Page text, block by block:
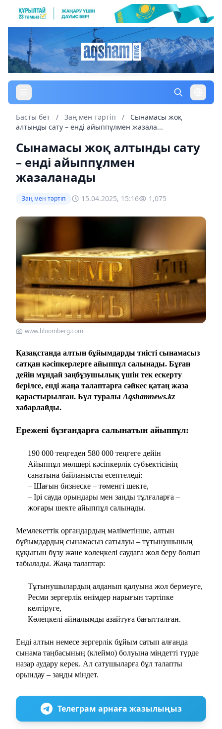
Басты бет / Заң мен тəртіп /
Сынамасы жоқ
алтынды сату – енді айыппұлмен жазала...
Сынамасы жоқ алтынды сату
– енді айыппұлмен
жазаланады
Заң мен тəртіп 15.04.2025, 15:16 1,075
www.bloomberg.com
Қазақстанда алтын бұйымдарды тиісті сынамасыз
сатқан кәсіпкерлерге айыппұл салынады. Бұған
дейін мұндай заңбұзушылық үшін тек ескерту
берілсе, енді жаңа талаптарға сәйкес қатаң жаза
қарастырылған. Бұл туралы Aqshamnews.kz
хабарлайды.
Ережені бұзғандарға салынатын айыппұл:
190 000 теңгеден 580 000 теңгеге дейін
Айыппұл мөлшері кәсіпкерлік субъектісінің
санатына байланысты есептеледі:
– Шағын бизнеске – төменгі шекте,
– Ірі сауда орындары мен заңды тұлғаларға –
жоғары шекте айыппұл салынады.
Мемлекеттік органдардың мәліметінше, алтын
бұйымдардың сынамасыз сатылуы – тұтынушының
құқығын бұзу және көлеңкелі саудаға жол беру болып
табылады. Жаңа талаптар:
Тұтынушылардың алданып қалуына жол бермеуге,
Ресми зергерлік өнімдер нарығын тәртіпке
келтіруге,
Көлеңкелі айналымды азайтуға бағытталған.
Енді алтын немесе зергерлік бұйым сатып алғанда
сынама таңбасының (клеймо) болуына міндетті түрде
назар аудару керек. Ал сатушыларға бұл талапты
орындау – заңды міндет.
Телеграм арнаға жазылыңыз